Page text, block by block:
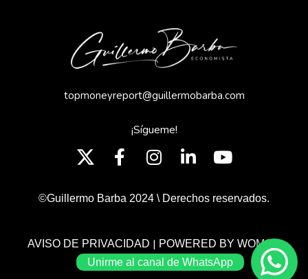
topmoneyreport@guillermobarba.com
¡Sígueme!
©Guillermo Barba 2024 \ Derechos reservados.
AVISO DE PRIVACIDAD | POWERED BY WOMGP
Unirme al canal de WhatsApp